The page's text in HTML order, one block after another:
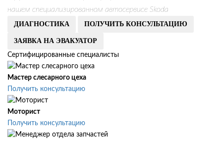
нашем специализированном автосервисе Skoda
ДИАГНОСТИКА ПОЛУЧИТЬ КОНСУЛЬТАЦИЮ
ЗАЯВКА НА ЭВАКУАТОР
Сертифицированные специалисты
Мастер слесарного цеха
Получить консультацию
Моторист
Получить консультацию